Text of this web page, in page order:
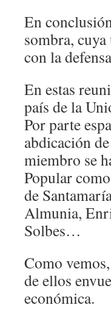
En
sombra,
con la
En estas
país de la
Por parte
abdicación
miembro se
Popular
de
Almunia,
Solbes…
Como
de ellos
económica.